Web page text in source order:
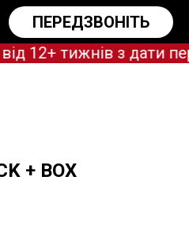
ПЕРЕДЗВОНІТЬ
тижнів з дати
+ BOX